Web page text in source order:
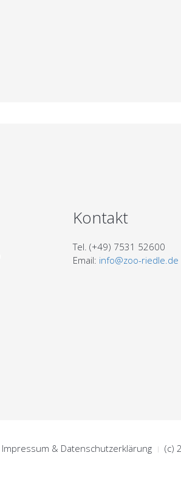
Kontakt
Tel. (+49) 7531 52600
Email: info@zoo-riedle.de
Impressum & Datenschutzerklärung (c)